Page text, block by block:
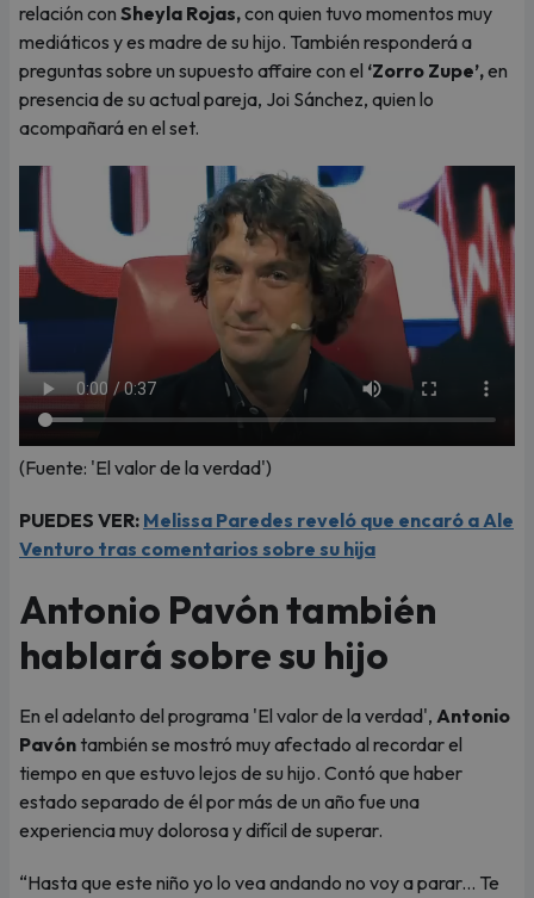
relación con Sheyla Rojas,con quien tuvo momentos muy
mediáticos y es madre de su hijo. También responderá a
preguntas sobre un supuesto affaire con el ‘Zorro Zupe’,en
presencia de su actual pareja, Joi Sánchez, quien lo
acompañará en el set.
(Fuente: 'El valor de la verdad')
PUEDES VER: Melissa Paredes reveló que encaró a Ale
Venturo tras comentarios sobre su hija
Antonio Pavón también
hablará sobre su hijo
En el adelanto del programa 'El valor de la verdad', Antonio
Pavón también se mostró muy afectado al recordar el
tiempo en que estuvo lejos de su hijo. Contó que haber
estado separado de él por más de un año fue una
experiencia muy dolorosa y difícil de superar.
“Hasta que este niño yo lo vea andando no voy a parar... Te